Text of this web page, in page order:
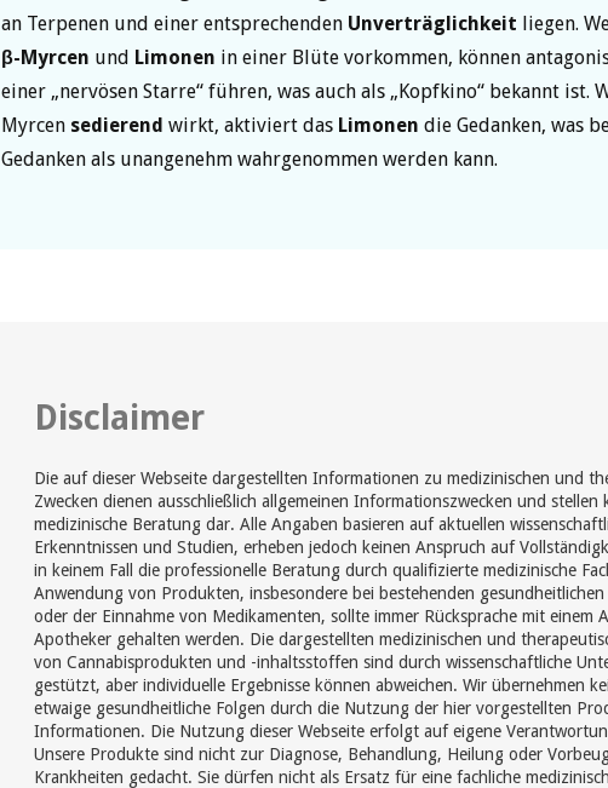
an Terpenen und einer entsprechenden Unverträglichkeit liegen.
β-Myrcen und Limonen in einer Blüte vorkommen, können
einer „nervösen Starre“ führen, was auch als „Kopfkino“ bekannt ist.
Myrcen sedierend wirkt, aktiviert das Limonen die Gedanken, was
Gedanken als unangenehm wahrgenommen werden kann.
Disclaimer
Die auf dieser Webseite dargestellten Informationen zu medizinischen und
Zwecken dienen ausschließlich allgemeinen Informationszwecken und stellen
medizinische Beratung dar. Alle Angaben basieren auf aktuellen
Erkenntnissen und Studien, erheben jedoch keinen Anspruch auf
in keinem Fall die professionelle Beratung durch qualifizierte medizinische
Anwendung von Produkten, insbesondere bei bestehenden gesundheitlichen
oder der Einnahme von Medikamenten, sollte immer Rücksprache mit einem
Apotheker gehalten werden. Die dargestellten medizinischen und
von Cannabisprodukten und -inhaltsstoffen sind durch wissenschaftliche
gestützt, aber individuelle Ergebnisse können abweichen. Wir übernehmen
etwaige gesundheitliche Folgen durch die Nutzung der hier vorgestellten
Informationen. Die Nutzung dieser Webseite erfolgt auf eigene
Unsere Produkte sind nicht zur Diagnose, Behandlung, Heilung oder
Krankheiten gedacht. Sie dürfen nicht als Ersatz für eine fachliche